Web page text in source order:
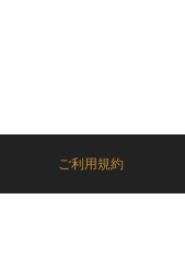
ご利用規約